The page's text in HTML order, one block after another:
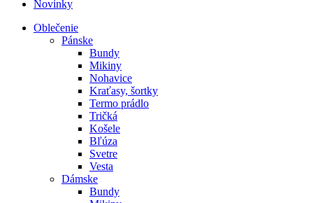
Novinky
Oblečenie
Pánske
Bundy
Mikiny
Nohavice
Kraťasy, šortky
Termo prádlo
Tričká
Košele
Bľúza
Svetre
Vesta
Dámske
Bundy